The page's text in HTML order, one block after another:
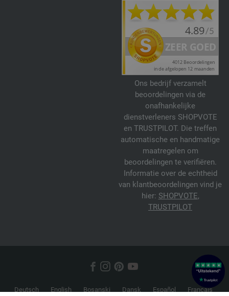
Ons bedrijf verzamelt
beoordelingen via de
onafhankelijke
dienstverleners SHOPVOTE
en TRUSTPILOT. Die treffen
automatische en handmatige
maatregelen om
beoordelingen te verifiëren.
Informatie over de echtheid
van klantbeoordelingen vind je
hier: SHOPVOTE,
TRUSTPILOT
Deutsch English Bosanski Dansk Español Français